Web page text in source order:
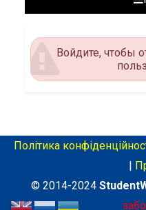
Войдите, чтобы
Політика
© 2014-2024